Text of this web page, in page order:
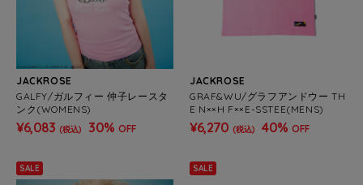
JACKROSE
GALFY/ガルフィー 仲子レースタ
ンク(WOMENS)
¥6,083 (税込) 30% OFF
JACKROSE
GRAF&WU/グラフアンドウー TH
E N××H F××E-SSTEE(MENS)
¥6,270 (税込) 40% OFF
SALE SALE